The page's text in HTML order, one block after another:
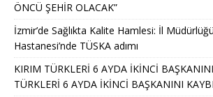
ÖNCÜ ŞEHİR OLACAK”
İzmir’de Sağlıkta Kalite Hamlesi: İl
Hastanesi’nde TÜSKA adımı
KIRIM TÜRKLERİ 6 AYDA İKİNCİ
TÜRKLERİ 6 AYDA İKİNCİ BAŞKANINI